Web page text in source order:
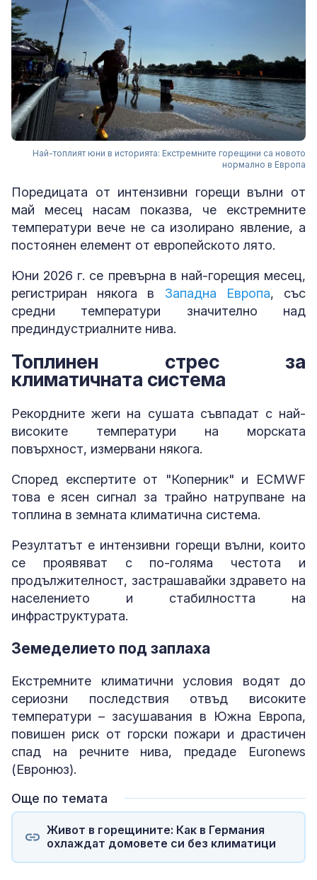
Най-топлият юни в историята: Екстремните горещини са новото
нормално в Европа
Поредицата от интензивни горещи вълни от
май месец насам показва, че екстремните
температури вече не са изолирано явление, а
постоянен елемент от европейското лято.
Юни 2026 г. се превърна в най-горещия месец,
регистриран някога в Западна Европа, със
средни температури значително над
прединдустриалните нива.
Топлинен стрес за
климатичната система
Рекордните жеги на сушата съвпадат с най-
високите температури на морската
повърхност, измервани някога.
Според експертите от "Коперник" и ECMWF
това е ясен сигнал за трайно натрупване на
топлина в земната климатична система.
Резултатът е интензивни горещи вълни, които
се проявяват с по-голяма честота и
продължителност, застрашавайки здравето на
населението и стабилността на
инфраструктурата.
Земеделието под заплаха
Екстремните климатични условия водят до
сериозни последствия отвъд високите
температури – засушавания в Южна Европа,
повишен риск от горски пожари и драстичен
спад на речните нива, предаде Euronews
(Евронюз).
Още по темата
Живот в горещините: Как в Германия
охлаждат домовете си без климатици